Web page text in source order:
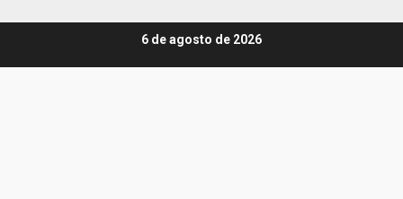
6 de agosto de 2026